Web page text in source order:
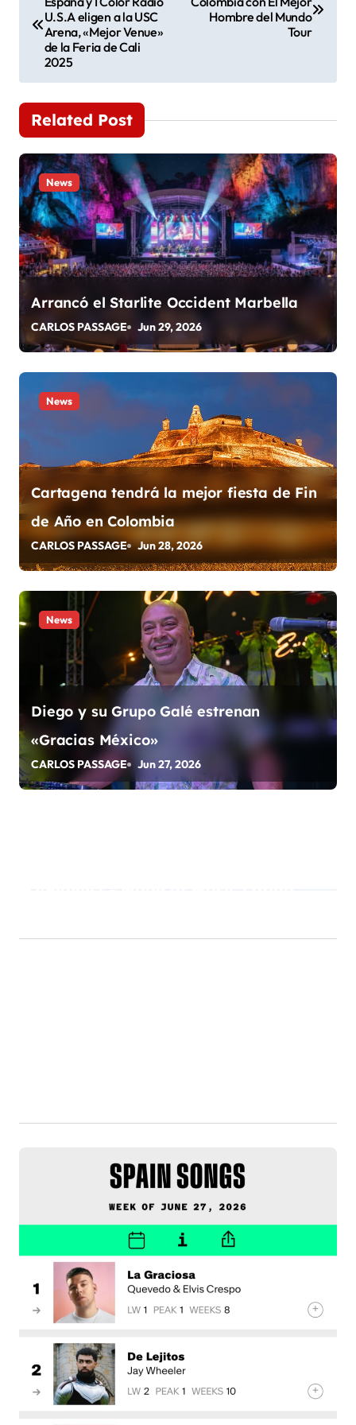
a
e
g
a
c
i
ó
n
d
e
e
n
t
r
a
d
a
s
U.S.A eligen a la USC
Arena, «Mejor Venue»
de la Feria de Cali
2025
Hombre del Mundo
Tour
Related Post
News
Arrancó el Starlite Occident Marbella
CARLOS PASSAGE Jun 29, 2026
News
Cartagena tendrá la mejor fiesta de Fin
de Año en Colombia
CARLOS PASSAGE Jun 28, 2026
News
Diego y su Grupo Galé estrenan
«Gracias México»
CARLOS PASSAGE Jun 27, 2026